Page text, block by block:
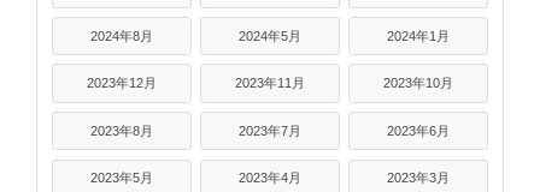
2024年8月 2024年5月 2024年1月
2023年12月 2023年11月 2023年10月
2023年8月 2023年7月 2023年6月
2023年5月 2023年4月 2023年3月